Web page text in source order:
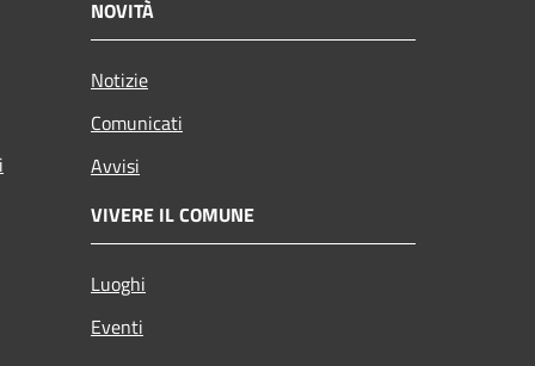
NOVITÀ
Notizie
Comunicati
Avvisi
VIVERE IL COMUNE
Luoghi
Eventi